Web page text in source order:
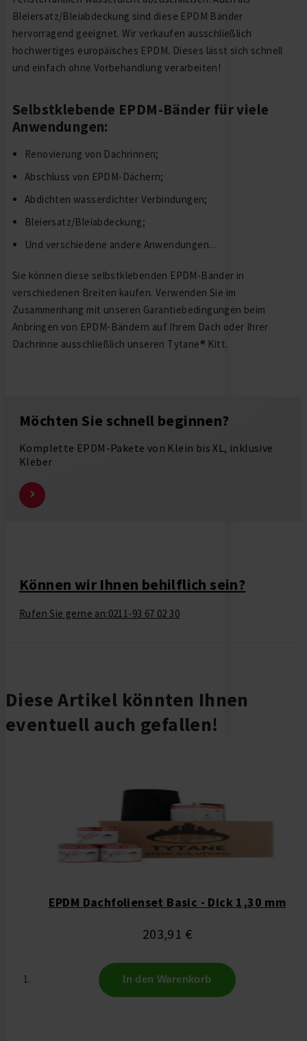
Bleiersatz/Bleiabdeckung sind diese EPDM Bänder
hervorragend geeignet. Wir verkaufen ausschließlich
hochwertiges europäisches EPDM. Dieses lässt sich schnell
und einfach ohne Vorbehandlung verarbeiten!
Selbstklebende EPDM-Bänder für viele
Anwendungen:
Renovierung von Dachrinnen;
Abschluss von EPDM-Dächern;
Abdichten wasserdichter Verbindungen;
Bleiersatz/Bleiabdeckung;
Und verschiedene andere Anwendungen...
Sie können diese selbstklebenden EPDM-Bänder in
verschiedenen Breiten kaufen. Verwenden Sie im
Zusammenhang mit unseren Garantiebedingungen beim
Anbringen von EPDM-Bändern auf Ihrem Dach oder Ihrer
Dachrinne ausschließlich unseren Tytane® Kitt.
Möchten Sie schnell beginnen?
Komplette EPDM-Pakete von Klein bis XL, inklusive
Kleber
Können wir Ihnen behilflich sein?
Rufen Sie gerne an:0211-93 67 02 30
Diese Artikel könnten Ihnen
eventuell auch gefallen!
EPDM Dachfolienset Basic - Dick 1,30 mm
203,91 €
In den Warenkorb